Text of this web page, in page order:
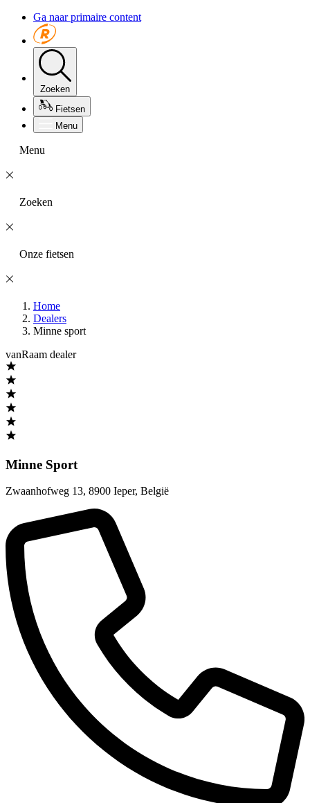
Ga naar primaire content
Zoeken
Fietsen
Menu
Menu
Zoeken
Onze fietsen
Home
Dealers
Minne sport
vanRaam dealer
Minne Sport
Zwaanhofweg 13, 8900 Ieper, België